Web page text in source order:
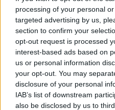
processing of your personal
targeted advertising by us,
section to confirm your
opt-out request is processed
interest-based ads based on
us or personal information
your opt-out. You may
disclosure of your personal
IAB’s list of downstream
also be disclosed by us to
“Ήταν ένας από τους
μου χάρισε τα εργαλεία
διαμορφώνουν την
στο περιοδικό Revista Ya.
Αφού μεγάλωσε στη
Νέα Υόρκη. Στη
Πασκάλ είπε ότι ενώ